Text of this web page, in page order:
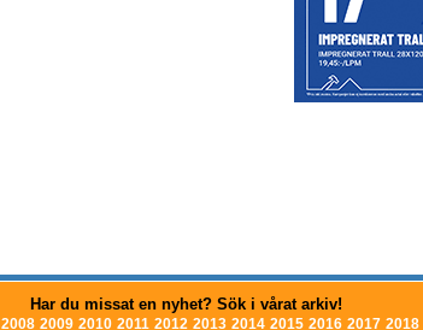
Har du missat en nyhet? Sök i vårat arkiv!
2008 2009 2010 2011 2012 2013 2014 2015 2016 2017 2018